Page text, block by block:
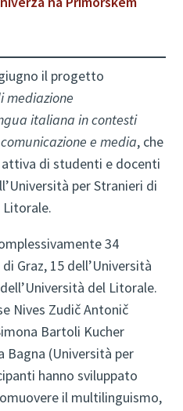
il progetto
mediazione
italiana in contesti
e media, che
di studenti e docenti
per Stranieri di
Litorale.
34
Graz, 15 dell’Università
del Litorale.
Nives Zudič Antonič
Bartoli Kucher
Bagna (Università per
hanno sviluppato
il multilinguismo,